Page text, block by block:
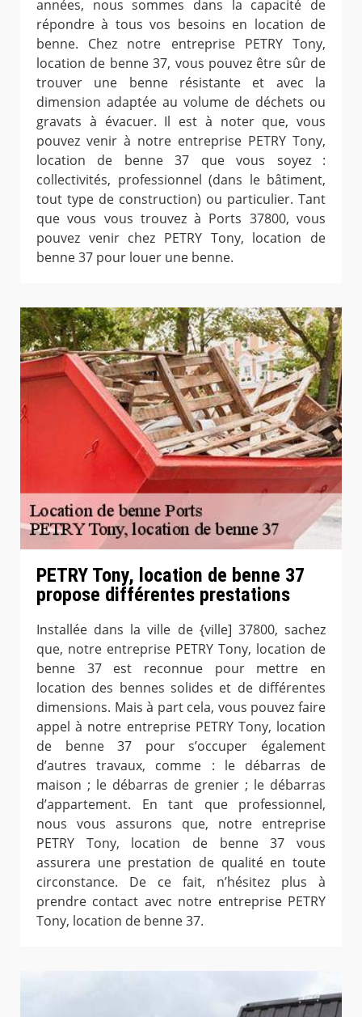
années, nous sommes dans la capacité de
répondre à tous vos besoins en location de
benne. Chez notre entreprise PETRY Tony,
location de benne 37, vous pouvez être sûr de
trouver une benne résistante et avec la
dimension adaptée au volume de déchets ou
gravats à évacuer. Il est à noter que, vous
pouvez venir à notre entreprise PETRY Tony,
location de benne 37 que vous soyez :
collectivités, professionnel (dans le bâtiment,
tout type de construction) ou particulier. Tant
que vous vous trouvez à Ports 37800, vous
pouvez venir chez PETRY Tony, location de
benne 37 pour louer une benne.
PETRY Tony, location de benne 37
propose différentes prestations
Installée dans la ville de {ville] 37800, sachez
que, notre entreprise PETRY Tony, location de
benne 37 est reconnue pour mettre en
location des bennes solides et de différentes
dimensions. Mais à part cela, vous pouvez faire
appel à notre entreprise PETRY Tony, location
de benne 37 pour s’occuper également
d’autres travaux, comme : le débarras de
maison ; le débarras de grenier ; le débarras
d’appartement. En tant que professionnel,
nous vous assurons que, notre entreprise
PETRY Tony, location de benne 37 vous
assurera une prestation de qualité en toute
circonstance. De ce fait, n’hésitez plus à
prendre contact avec notre entreprise PETRY
Tony, location de benne 37.